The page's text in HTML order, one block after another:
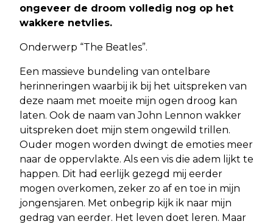
ongeveer de droom volledig nog op het
wakkere netvlies.
Onderwerp “The Beatles”.
Een massieve bundeling van ontelbare
herinneringen waarbij ik bij het uitspreken van
deze naam met moeite mijn ogen droog kan
laten. Ook de naam van John Lennon wakker
uitspreken doet mijn stem ongewild trillen.
Ouder mogen worden dwingt de emoties meer
naar de oppervlakte. Als een vis die adem lijkt te
happen. Dit had eerlijk gezegd mij eerder
mogen overkomen, zeker zo af en toe in mijn
jongensjaren. Met onbegrip kijk ik naar mijn
gedrag van eerder. Het leven doet leren. Maar